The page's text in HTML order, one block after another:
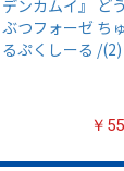
デンカムイ』 どう
ぶつフォーゼ ちゅ
るぷくしーる /(2)
￥